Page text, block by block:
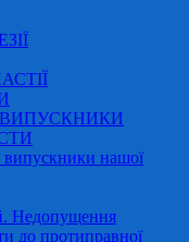
ВИПУСКНИКИ
випускники нашої
Недопущення
до протиправної